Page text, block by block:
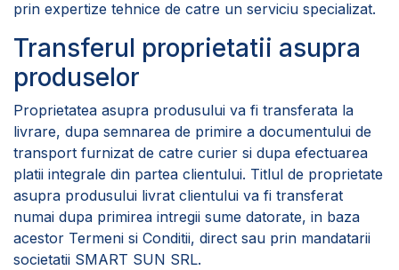
prin expertize tehnice de catre un serviciu specializat.
Transferul proprietatii asupra
produselor
Proprietatea asupra produsului va fi transferata la
livrare, dupa semnarea de primire a documentului de
transport furnizat de catre curier si dupa efectuarea
platii integrale din partea clientului. Titlul de proprietate
asupra produsului livrat clientului va fi transferat
numai dupa primirea intregii sume datorate, in baza
acestor Termeni si Conditii, direct sau prin mandatarii
societatii SMART SUN SRL.